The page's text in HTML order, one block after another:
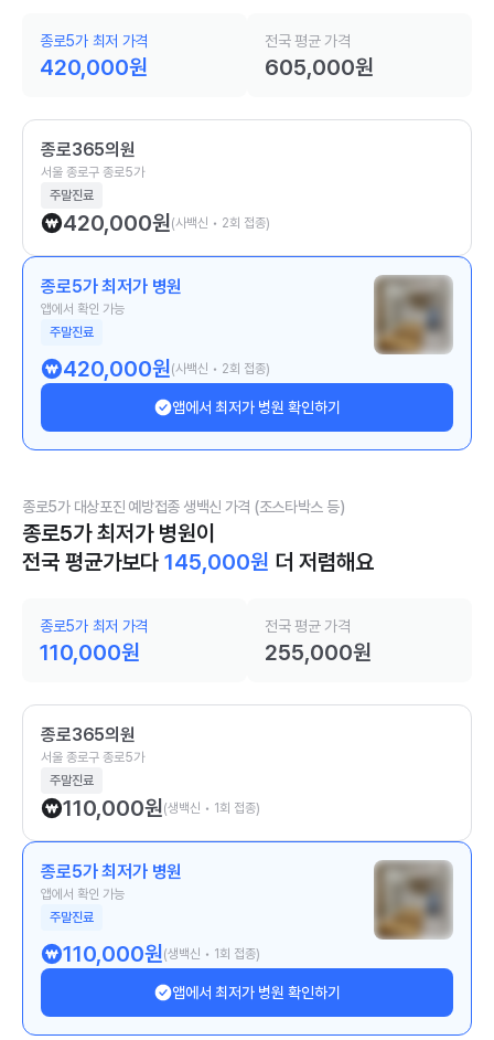
종로5가 최저 가격
420,000원
전국 평균 가격
605,000원
종로365의원
서울 종로구 종로5가
주말진료
420,000원(사백신 • 2회 접종)
종로5가 최저가 병원
앱에서 확인 가능
주말진료
420,000원(사백신 • 2회 접종)
앱에서 최저가 병원 확인하기
종로5가 대상포진 예방접종 생백신 가격 (조스타박스 등)
종로5가 최저가 병원이
전국 평균가보다 145,000원 더 저렴해요
종로5가 최저 가격
110,000원
전국 평균 가격
255,000원
종로365의원
서울 종로구 종로5가
주말진료
110,000원(생백신 • 1회 접종)
종로5가 최저가 병원
앱에서 확인 가능
주말진료
110,000원(생백신 • 1회 접종)
앱에서 최저가 병원 확인하기